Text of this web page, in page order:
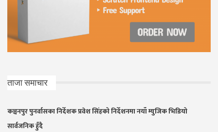
ताजा समाचार
कञ्चनपुर पुनर्वासका निर्देशक प्रवेश सिंहको निर्देशनमा नयाँ म्युजिक भिडियो
सार्वजनिक हुँदै